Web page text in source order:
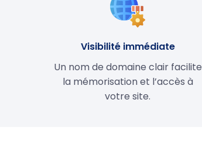
Visibilité immédiate
Un nom de domaine clair facilite
la mémorisation et l’accès à
votre site.